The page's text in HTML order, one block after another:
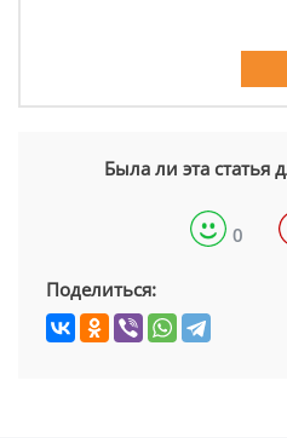
Была ли эта статья
0
Поделиться: